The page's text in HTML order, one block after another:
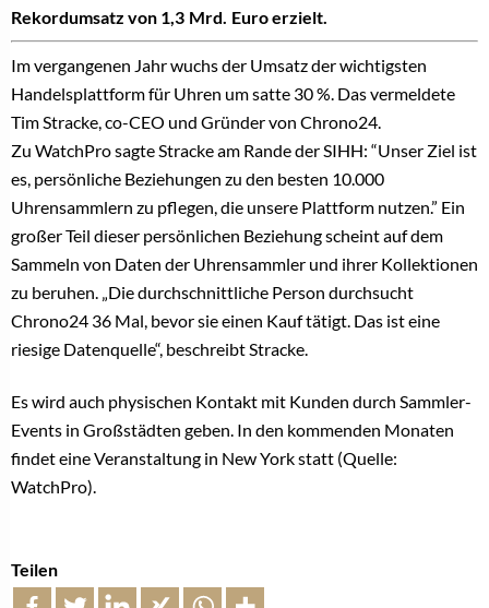
Rekordumsatz von 1,3 Mrd. Euro erzielt.
Im vergangenen Jahr wuchs der Umsatz der wichtigsten
Handelsplattform für Uhren um satte 30 %. Das vermeldete
Tim Stracke, co-CEO und Gründer von Chrono24.
Zu WatchPro sagte Stracke am Rande der SIHH: “Unser Ziel ist
es, persönliche Beziehungen zu den besten 10.000
Uhrensammlern zu pflegen, die unsere Plattform nutzen.” Ein
großer Teil dieser persönlichen Beziehung scheint auf dem
Sammeln von Daten der Uhrensammler und ihrer Kollektionen
zu beruhen. „Die durchschnittliche Person durchsucht
Chrono24 36 Mal, bevor sie einen Kauf tätigt. Das ist eine
riesige Datenquelle“, beschreibt Stracke.
Es wird auch physischen Kontakt mit Kunden durch Sammler-
Events in Großstädten geben. In den kommenden Monaten
findet eine Veranstaltung in New York statt (Quelle:
WatchPro).
Teilen